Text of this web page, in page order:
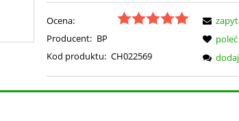
Ocena:
Producent: BP
Kod produktu: CH022569